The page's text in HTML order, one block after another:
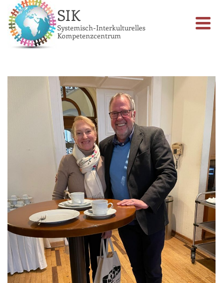
SIK
Systemisch-Interkulturelles
Kompetenzcentrum